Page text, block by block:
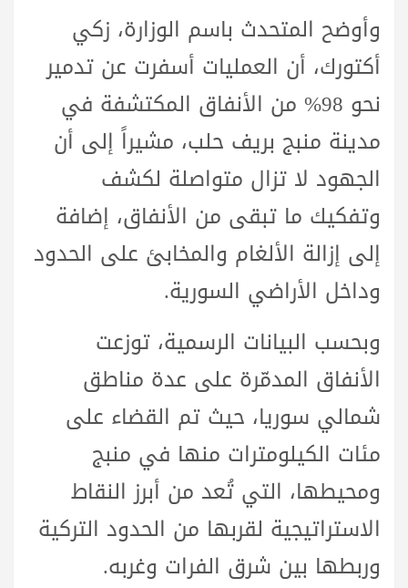
وأوضح المتحدث باسم الوزارة، زكي
أكتورك، أن العمليات أسفرت عن تدمير
نحو 98% من الأنفاق المكتشفة في
مدينة منبج بريف حلب، مشيراً إلى أن
الجهود لا تزال متواصلة لكشف
وتفكيك ما تبقى من الأنفاق، إضافة
إلى إزالة الألغام والمخابئ على الحدود
وداخل الأراضي السورية.
وبحسب البيانات الرسمية، توزعت
الأنفاق المدمّرة على عدة مناطق
شمالي سوريا، حيث تم القضاء على
مئات الكيلومترات منها في منبج
ومحيطها، التي تُعد من أبرز النقاط
الاستراتيجية لقربها من الحدود التركية
وربطها بين شرق الفرات وغربه.